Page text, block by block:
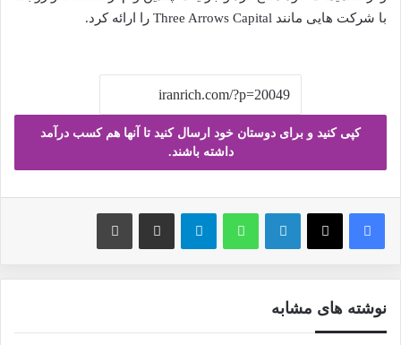
با شرکت هایی مانند Three Arrows Capital را ارائه کرد.
کپی کنید و برای دوستان خود ارسال کنید تا آنها هم کسب درآمد
داشته باشند.
فیس بوک X لینکدین واتس آپ تلگرام ارسال ایمیل چاپ
نوشته های مشابه